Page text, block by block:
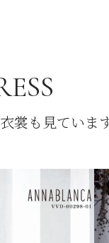
裳も見ていま